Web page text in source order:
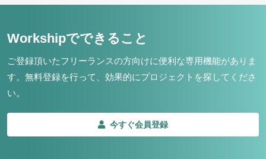
Workshipでできること
ご登録頂いたフリーランスの方向けに便利な専用機能がありま
す。 無料登録を行って、効果的にプロジェクトを探してくださ
い。
今すぐ会員登録